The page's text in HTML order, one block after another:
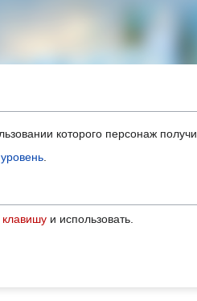
которого персонаж
.
клавишу и использовать.